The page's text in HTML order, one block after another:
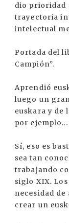
dio prioridad
trayectoria
intelectual
Portada del
Campión”.
Aprendió
luego un
euskara y de
por ejemplo...
Sí, eso es
sea tan
trabajando
siglo XIX.
necesidad de
crear un